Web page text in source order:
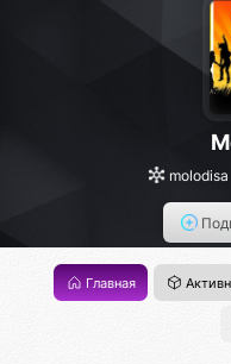
molodisa
Главная